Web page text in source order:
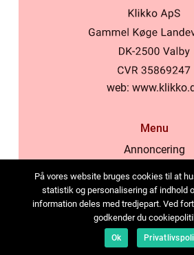
web:
Menu
Annoncering
Cookies
Kontakt os
Sitemap
På vores website bruges cookies til at
statistik og personalisering af indhold
information deles med tredjepart. Ved
godkender du
Ok